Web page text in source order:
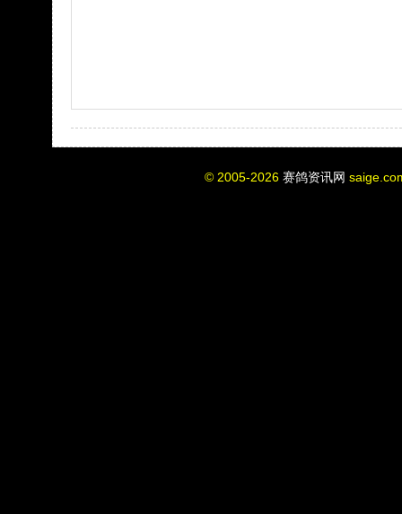
© 2005-2026 赛鸽资讯网